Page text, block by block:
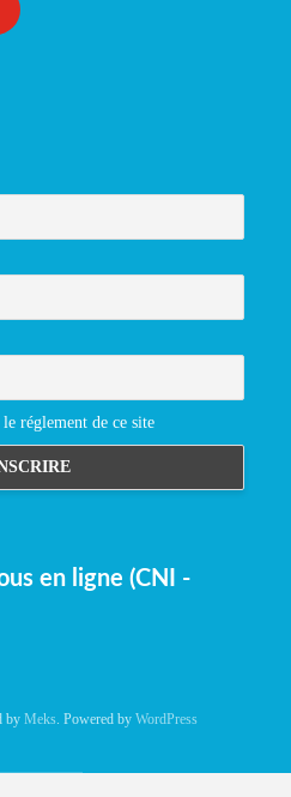
réglement de ce site
en ligne (CNI -
by Meks. Powered by WordPress